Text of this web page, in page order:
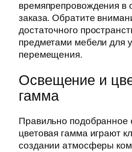
времяпрепровождения в
заказа. Обратите
достаточного
предметами мебели для
перемещения.
Освещение и
гамма
Правильно подобранное
цветовая гамма играют
создании атмосферы